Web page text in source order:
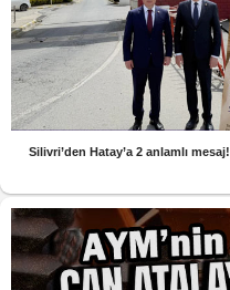
Silivri’den Hatay’a 2 anlamlı mesaj!